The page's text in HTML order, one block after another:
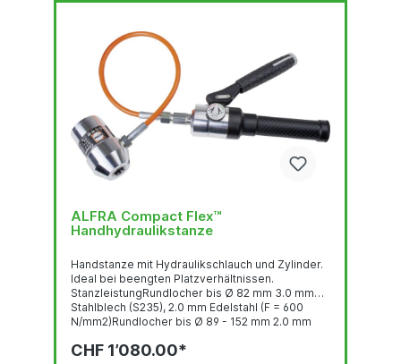
ALFRA Compact Flex™
Handhydraulikstanze
Handstanze mit Hydraulikschlauch und Zylinder.
Ideal bei beengten Platzverhältnissen.
StanzleistungRundlocher bis Ø 82 mm 3.0 mm
Stahlblech (S235), 2.0 mm Edelstahl (F = 600
N/mm2)Rundlocher bis Ø 89 - 152 mm 2.0 mm
N/mm2)Quadratlocher bis 68 x 68 mm 3.0 mm
CHF 1’080.00*